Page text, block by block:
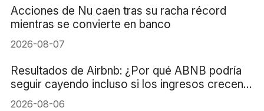
Acciones de Nu caen tras su racha récord
mientras se convierte en banco
2026-08-07
Resultados de Airbnb: ¿Por qué ABNB podría
seguir cayendo incluso si los ingresos crecen
un 16%?
2026-08-06